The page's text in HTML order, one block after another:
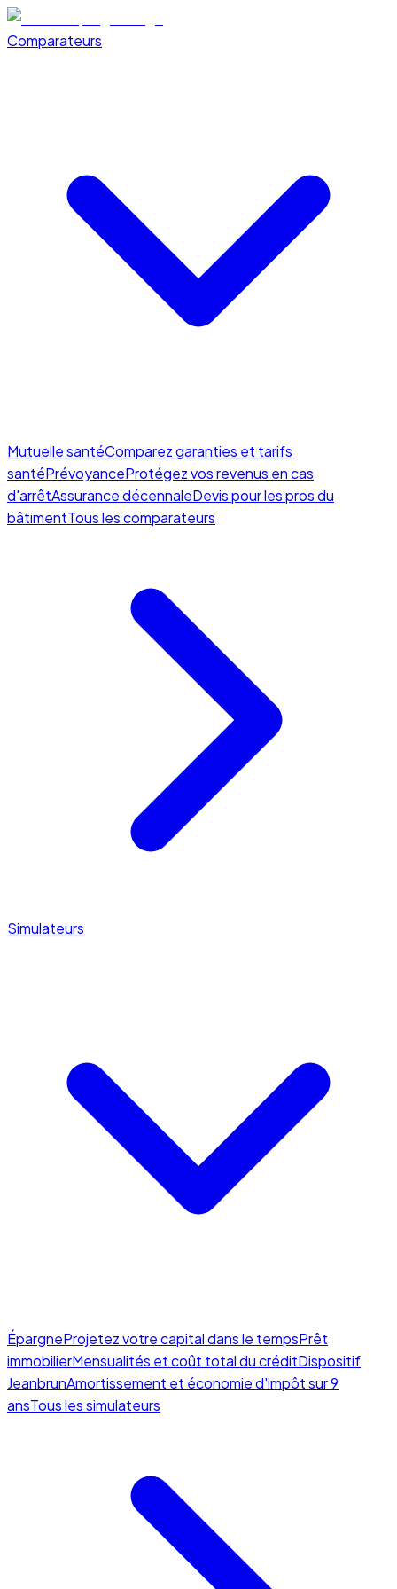
Comparateurs
Mutuelle santéComparez garanties et tarifs
santéPrévoyanceProtégez vos revenus en cas
d'arrêtAssurance décennaleDevis pour les pros du
bâtimentTous les comparateurs
Simulateurs
ÉpargneProjetez votre capital dans le tempsPrêt
immobilierMensualités et coût total du créditDispositif
JeanbrunAmortissement et économie d'impôt sur 9
ansTous les simulateurs